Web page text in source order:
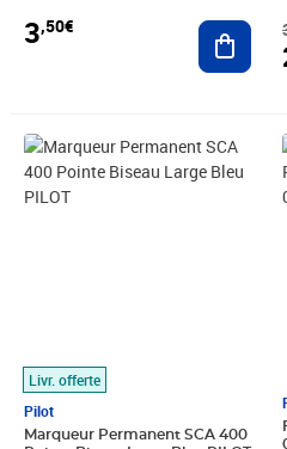
3,50€
Livr. offerte
Pilot
Marqueur Permanent SCA 400
Prix 4,03€